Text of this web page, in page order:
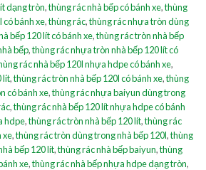
dạng tròn,thùng rác nhà bếp có bánh xe,thùng
có bánh xe,thùng rác,thùng rác nhựa tròn dùng
bếp 120 lít có bánh xe,thùng rác tròn nhà bếp
bếp,thùng rác nhựa tròn nhà bếp 120 lít có
rác nhà bếp 120l nhựa hdpe có bánh xe,
lít,thùng rác tròn nhà bếp 120l có bánh xe,thùng
có bánh xe,thùng rác nhựa baiyun dùng trong
,thùng rác nhà bếp 120 lít nhựa hdpe có bánh
hdpe,thùng rác tròn nhà bếp 120 lít,thùng rác
xe,thùng rác tròn dùng trong nhà bếp 120l,thùng
bếp 120 lít,thùng rác nhà bếp baiyun,thùng
xe,thùng rác nhà bếp nhựa hdpe dạng tròn,